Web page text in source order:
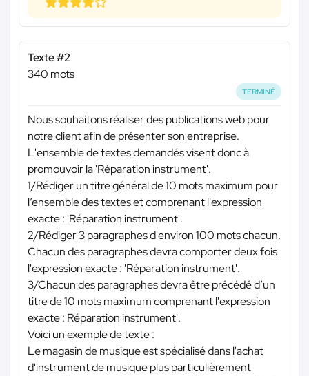
Texte #2
340 mots
TERMINÉ
Nous souhaitons réaliser des publications web pour
notre client afin de présenter son entreprise.
L'ensemble de textes demandés visent donc à
promouvoir la 'Réparation instrument'.
1/Rédiger un titre général de 10 mots maximum pour
l’ensemble des textes et comprenant l'expression
exacte : 'Réparation instrument'.
2/Rédiger 3 paragraphes d'environ 100 mots chacun.
Chacun des paragraphes devra comporter deux fois
l'expression exacte : 'Réparation instrument'.
3/Chacun des paragraphes devra être précédé d’un
titre de 10 mots maximum comprenant l'expression
exacte : Réparation instrument'.
Voici un exemple de texte :
Le magasin de musique est spécialisé dans l'achat
d'instrument de musique plus particulièrement